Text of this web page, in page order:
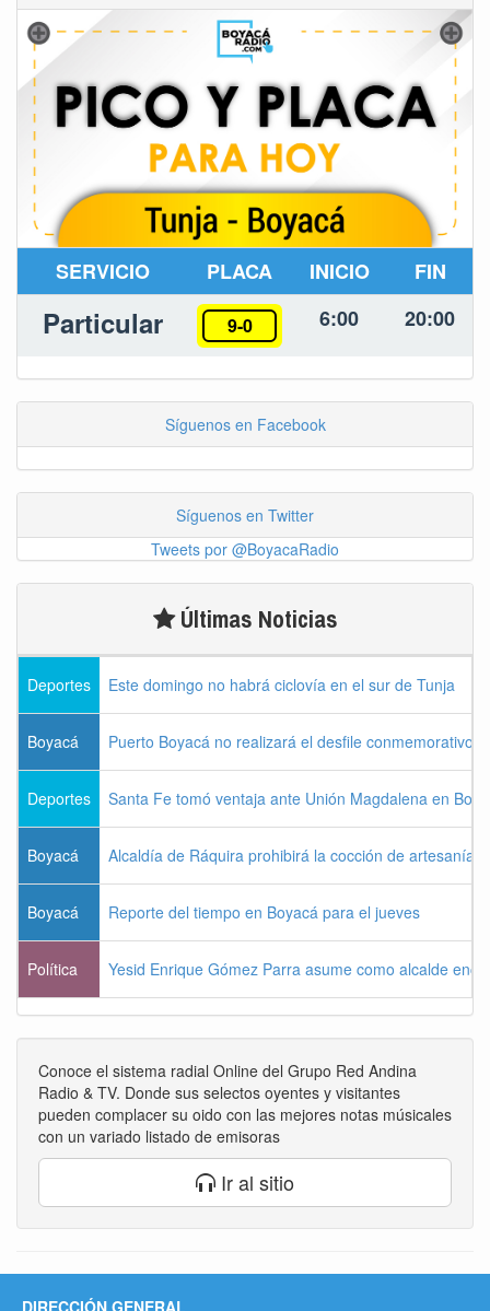
SERVICIO PLACA INICIO FIN
Particular 9-0 6:00 20:00
Síguenos en Facebook
Síguenos en Twitter
Tweets por @BoyacaRadio
Últimas Noticias
Deportes Este domingo no habrá ciclovía en el sur de Tunja
Boyacá Puerto Boyacá no realizará el desfile conmemorativo
Deportes Santa Fe tomó ventaja ante Unión Magdalena en
Boyacá Alcaldía de Ráquira prohibirá la cocción de
Boyacá Reporte del tiempo en Boyacá para el jueves
Política Yesid Enrique Gómez Parra asume como alcalde
Conoce el sistema radial Online del Grupo Red Andina
Radio & TV. Donde sus selectos oyentes y visitantes
pueden complacer su oido con las mejores notas músicales
con un variado listado de emisoras
Ir al sitio